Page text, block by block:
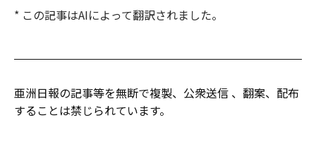
* この記事はAIによって翻訳されました。
亜洲日報の記事等を無断で複製、公衆送信 、翻案、配布
することは禁じられています。